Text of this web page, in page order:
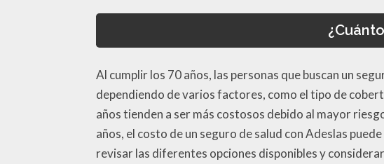
Al cumplir los 70 años, las personas que buscan un
dependiendo de varios factores, como el tipo de
años tienden a ser más costosos debido al mayor
años, el costo de un seguro de salud con Adeslas
revisar las diferentes opciones disponibles y